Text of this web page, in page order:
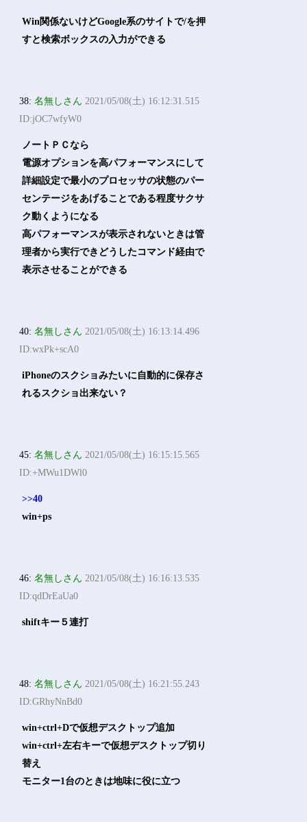
Win関係ないけどGoogle系のサイトで/を押
すと検索ボックスの入力ができる
38:名無しさん 2021/05/08(土) 16:12:31.515
ID:jOC7wfyW0
ノートＰＣなら
電源オプションを高パフォーマンスにして
詳細設定で最小のプロセッサの状態のパー
センテージをあげることである程度サクサ
ク動くようになる
高パフォーマンスが表示されないときは管
理者から実行できどうしたコマンド経由で
表示させることができる
40:名無しさん 2021/05/08(土) 16:13:14.496
ID:wxPk+scA0
iPhoneのスクショみたいに自動的に保存さ
れるスクショ出来ない？
45:名無しさん 2021/05/08(土) 16:15:15.565
ID:+MWu1DWl0
>>40
win+ps
46:名無しさん 2021/05/08(土) 16:16:13.535
ID:qdDrEaUa0
shiftキー５連打
48:名無しさん 2021/05/08(土) 16:21:55.243
ID:GRhyNnBd0
win+ctrl+Dで仮想デスクトップ追加
win+ctrl+左右キーで仮想デスクトップ切り
替え
モニター1台のときは地味に役に立つ